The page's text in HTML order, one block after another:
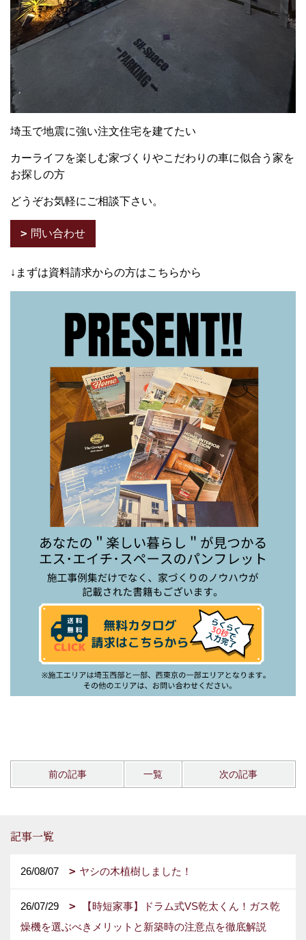
埼玉で地震に強い注文住宅を建てたい
カーライフを楽しむ家づくりやこだわりの車に似合う家を
お探しの方
どうぞお気軽にご相談下さい。
問い合わせ
↓まずは資料請求からの方はこちらから
前の記事 一覧 次の記事
記事一覧
26/08/07 ヤシの木植樹しました！
26/07/29
【時短家事】ドラム式VS乾太くん！ガス乾
燥機を選ぶべきメリットと新築時の注意点を徹底解説